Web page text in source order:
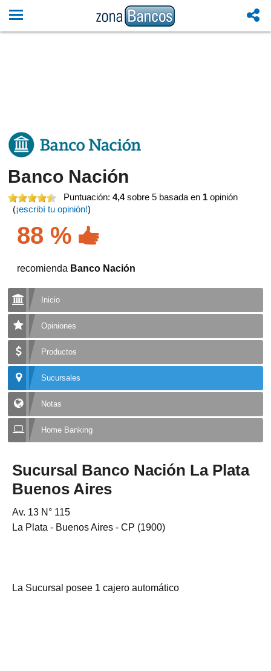
Banco Nación
Puntuación:4,4sobre 5 basada en 1 opinión
(¡escribí tu opinión!)
88 %
recomienda Banco Nación
Inicio
Opiniones
Productos
Sucursales
Notas
Home Banking
Sucursal Banco Nación La Plata
Buenos Aires
Av. 13 N° 115
La Plata - Buenos Aires - CP (1900)
La Sucursal posee 1 cajero automático